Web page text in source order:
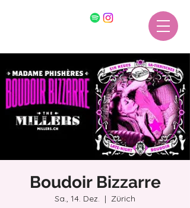
Boudoir Bizzarre
Sa., 14. Dez.
  |
Zürich